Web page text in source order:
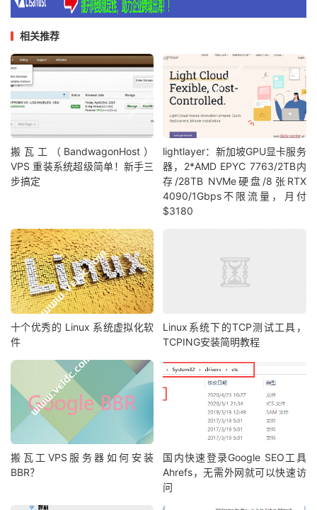
相关推荐
搬瓦工（BandwagonHost）
VPS 重装系统超级简单！新手三
步搞定
lightlayer：新加坡GPU显卡服务
器，2*AMD EPYC 7763/2TB内
存/28TB NVMe硬盘/8张RTX
4090/1Gbps不限流量，月付
$3180
十个优秀的 Linux 系统虚拟化软
件
Linux系统下的TCP测试工具，
TCPING安装简明教程
搬瓦工VPS服务器如何安装
BBR？
国内快速登录Google SEO工具
Ahrefs，无需外网就可以快速访
问